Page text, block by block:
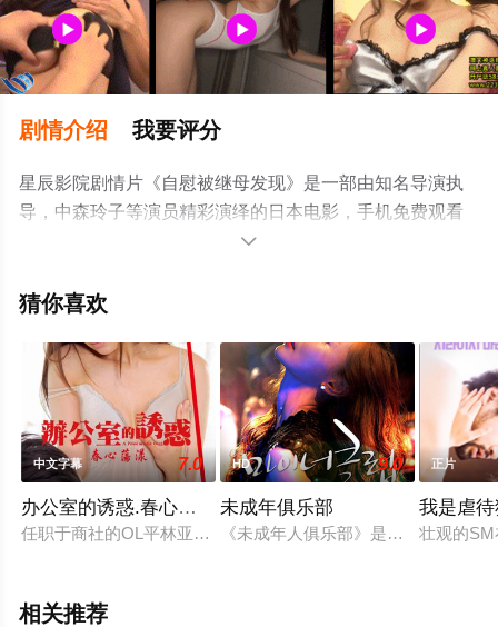
剧情介绍 我要评分
星辰影院剧情片《自慰被继母发现》是一部由知名导演执
导，中森玲子等演员精彩演绎的日本电影，手机免费观看
高清无删减完整版电影大全就上星辰影视，更多相关信息

猜你喜欢
中文字幕 7.0
办公室的诱惑.春心荡漾
任职于商社的OL平林亚美在30岁生日前夕，开始变得有点紧张
HD 9.0
未成年俱乐部
《未成年人俱乐部》是韩国制片的
正片
我是虐
壮观的
相关推荐